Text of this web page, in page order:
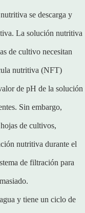
se descarga y
La solución nutritiva
de cultivo necesitan
nutritiva (NFT)
de pH de la solución
Sin embargo,
de cultivos,
nutritiva durante el
de filtración para
y tiene un ciclo de